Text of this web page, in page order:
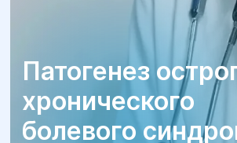
Патогенез
хронического
болевого